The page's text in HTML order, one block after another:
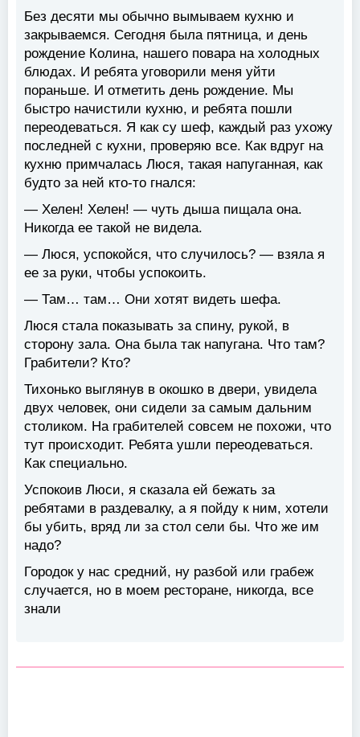
Без десяти мы обычно вымываем кухню и
закрываемся. Сегодня была пятница, и день
рождение Колина, нашего повара на холодных
блюдах. И ребята уговорили меня уйти
пораньше. И отметить день рождение. Мы
быстро начистили кухню, и ребята пошли
переодеваться. Я как су шеф, каждый раз ухожу
последней с кухни, проверяю все. Как вдруг на
кухню примчалась Люся, такая напуганная, как
будто за ней кто-то гнался:
— Хелен! Хелен! — чуть дыша пищала она.
Никогда ее такой не видела.
— Люся, успокойся, что случилось? — взяла я
ее за руки, чтобы успокоить.
— Там… там… Они хотят видеть шефа.
Люся стала показывать за спину, рукой, в
сторону зала. Она была так напугана. Что там?
Грабители? Кто?
Тихонько выглянув в окошко в двери, увидела
двух человек, они сидели за самым дальним
столиком. На грабителей совсем не похожи, что
тут происходит. Ребята ушли переодеваться.
Как специально.
Успокоив Люси, я сказала ей бежать за
ребятами в раздевалку, а я пойду к ним, хотели
бы убить, вряд ли за стол сели бы. Что же им
надо?
Городок у нас средний, ну разбой или грабеж
случается, но в моем ресторане, никогда, все
знали